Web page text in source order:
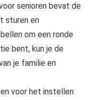
senioren bevat de
sturen en
om een ronde
bent, kun je de
je familie en
voor het instellen